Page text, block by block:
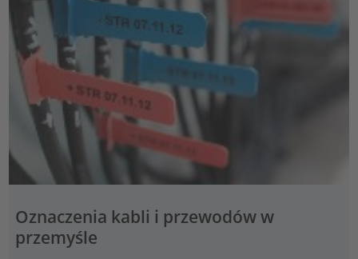
Oznaczenia kabli i przewodów w
przemyśle